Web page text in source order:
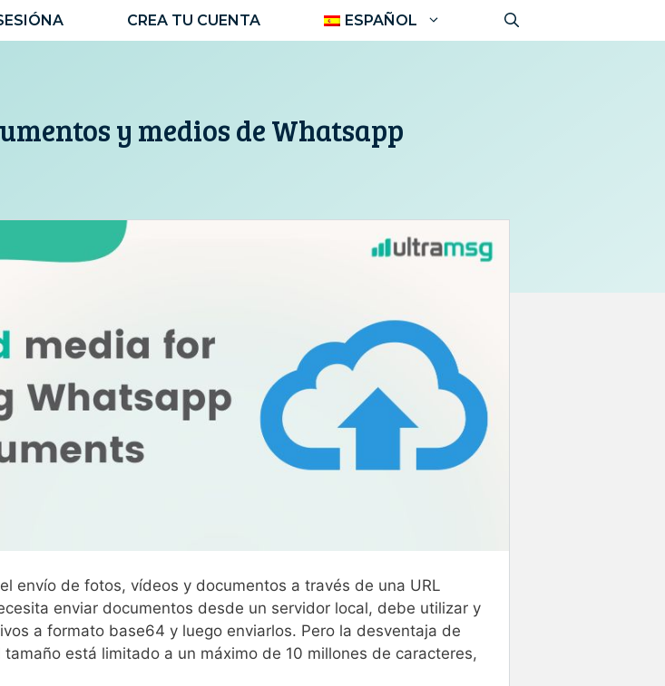
CREA TU CUENTA ESPAÑOL
y medios de Whatsapp
envío de fotos, vídeos y documentos a través de una URL
enviar documentos desde un servidor local, debe utilizar y
a formato base64 y luego enviarlos. Pero la desventaja de
tamaño está limitado a un máximo de 10 millones de caracteres,